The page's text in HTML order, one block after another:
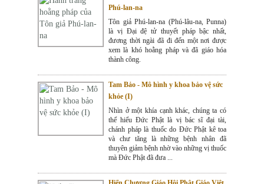
Phú-lan-na
Tôn giả Phú-lan-na (Phú-lâu-na, Punna)
là vị Đại đệ tử thuyết pháp bậc nhất,
đương thời ngài đã đi đến một nơi được
xem là khó hoằng pháp và đã giáo hóa
thành công.
Tam Bảo - Mô hình y khoa bảo vệ sức
khỏe (I)
Nhìn ở một khía cạnh khác, chúng ta có
thể hiểu Đức Phật là vị bác sĩ đại tài,
chánh pháp là thuốc do Đức Phật kê toa
và chư tăng là những bệnh nhân đã
thuyên giảm bệnh nhờ vào những vị thuốc
mà Đức Phật đã đưa ...